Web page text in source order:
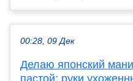
00:28, 09 Дек
Делаю японский
пастой: руки